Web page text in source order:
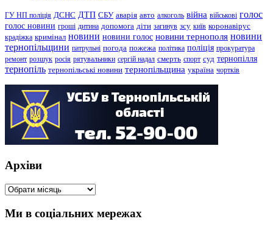
ГУ НП поліція ДСНС ДТП СБУ аварія авто алкоголь війна військові голос
голос новини гроші дитина допомога діти загинув зсу київ коронавірус
крадіжка кримінал новини новини голос новини тернополя новини
тернопільщини патрульні погода пожежа політика поліція прокуратура
ремонт розшук росія рятувальники сергій надал смерть спорт суд тернопілля
тернопіль тернопільські новини тернопільщина україна чортків
Архіви
Архіви
Ми в соціальних мережах